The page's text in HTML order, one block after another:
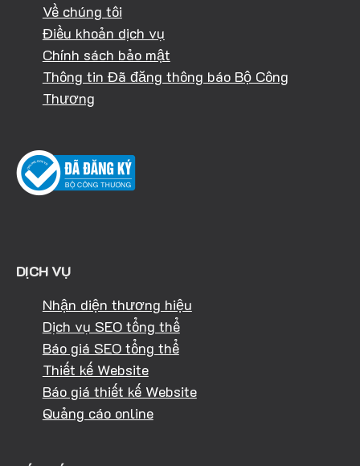
Về chúng tôi
Điều khoản dịch vụ
Chính sách bảo mật
Thông tin Đã đăng thông báo Bộ Công
Thương
DỊCH VỤ
Nhận diện thương hiệu
Dịch vụ SEO tổng thể
Báo giá SEO tổng thể
Thiết kế Website
Báo giá thiết kế Website
Quảng cáo online